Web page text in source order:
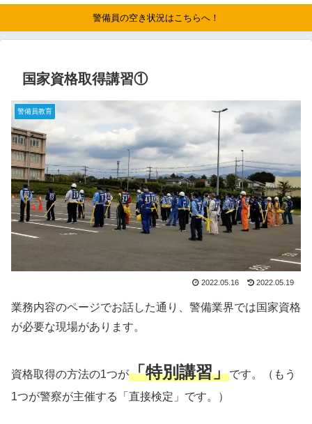
警備員の空き状況はこちらへ！
国家資格取得講習①
警備員教育
2022.05.16 2022.05.19
業務内容のページでお話した通り、警備業界では国家資格
が必要な現場があります。
資格取得の方法の1つが「特別講習」です。（もう
1つが警察が主催する「直接検定」です。）